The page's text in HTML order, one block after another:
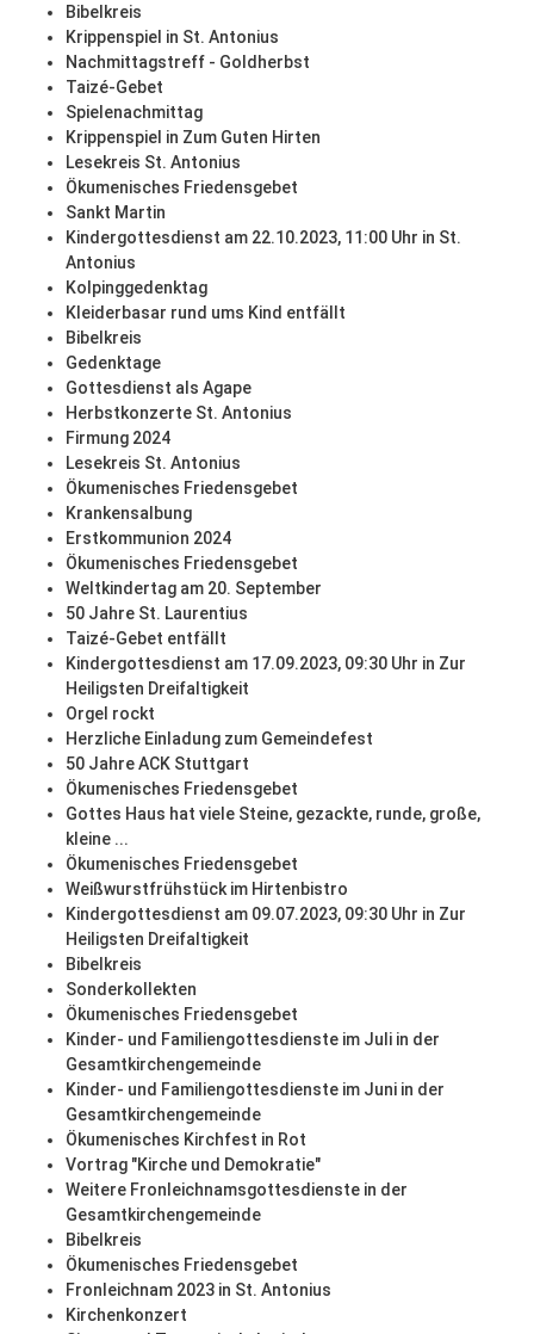
Bibelkreis
Krippenspiel in St. Antonius
Nachmittagstreff - Goldherbst
Taizé-Gebet
Spielenachmittag
Krippenspiel in Zum Guten Hirten
Lesekreis St. Antonius
Ökumenisches Friedensgebet
Sankt Martin
Kindergottesdienst am 22.10.2023, 11:00 Uhr in St.
Antonius
Kolpinggedenktag
Kleiderbasar rund ums Kind entfällt
Bibelkreis
Gedenktage
Gottesdienst als Agape
Herbstkonzerte St. Antonius
Firmung 2024
Lesekreis St. Antonius
Ökumenisches Friedensgebet
Krankensalbung
Erstkommunion 2024
Ökumenisches Friedensgebet
Weltkindertag am 20. September
50 Jahre St. Laurentius
Taizé-Gebet entfällt
Kindergottesdienst am 17.09.2023, 09:30 Uhr in Zur
Heiligsten Dreifaltigkeit
Orgel rockt
Herzliche Einladung zum Gemeindefest
50 Jahre ACK Stuttgart
Ökumenisches Friedensgebet
Gottes Haus hat viele Steine, gezackte, runde, große,
kleine ...
Ökumenisches Friedensgebet
Weißwurstfrühstück im Hirtenbistro
Kindergottesdienst am 09.07.2023, 09:30 Uhr in Zur
Heiligsten Dreifaltigkeit
Bibelkreis
Sonderkollekten
Ökumenisches Friedensgebet
Kinder- und Familiengottesdienste im Juli in der
Gesamtkirchengemeinde
Kinder- und Familiengottesdienste im Juni in der
Gesamtkirchengemeinde
Ökumenisches Kirchfest in Rot
Vortrag "Kirche und Demokratie"
Weitere Fronleichnamsgottesdienste in der
Gesamtkirchengemeinde
Bibelkreis
Ökumenisches Friedensgebet
Fronleichnam 2023 in St. Antonius
Kirchenkonzert